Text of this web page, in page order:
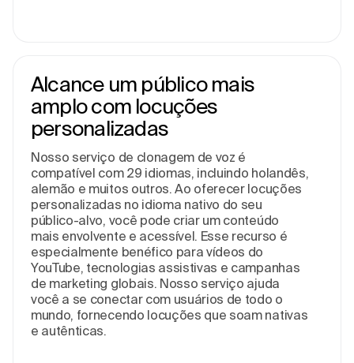
Alcance um público mais
amplo com locuções
personalizadas
Nosso serviço de clonagem de voz é
compatível com 29 idiomas, incluindo holandês,
alemão e muitos outros. Ao oferecer locuções
personalizadas no idioma nativo do seu
público-alvo, você pode criar um conteúdo
mais envolvente e acessível. Esse recurso é
especialmente benéfico para vídeos do
YouTube, tecnologias assistivas e campanhas
de marketing globais. Nosso serviço ajuda
você a se conectar com usuários de todo o
mundo, fornecendo locuções que soam nativas
e autênticas.